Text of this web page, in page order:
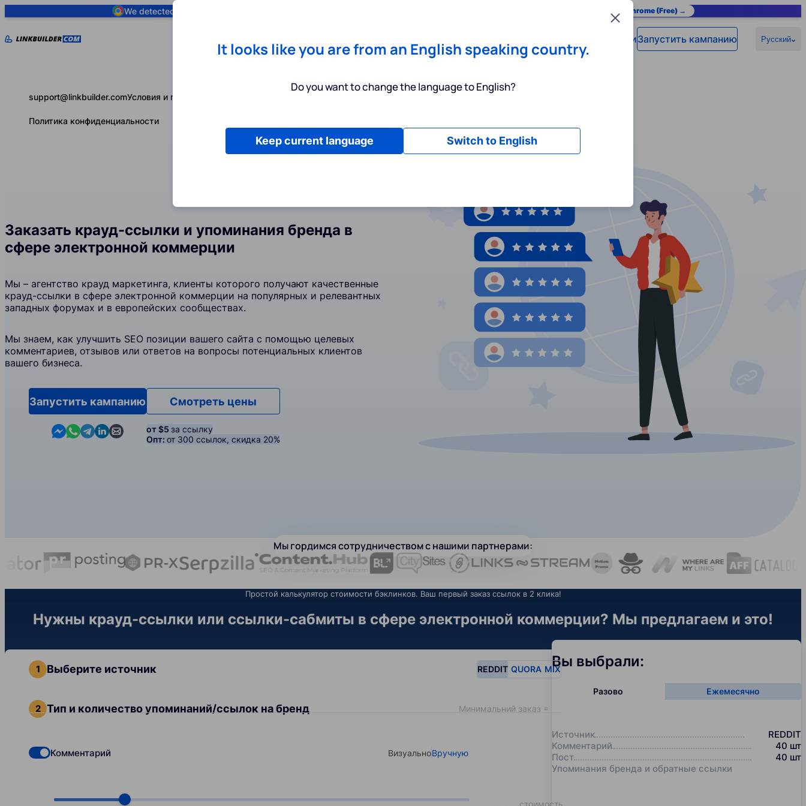
We detected you are using Add to Chrome (Free) →
ВойтиЗапустить кампанию Русский
support@linkbuilder.comУсловия и положения
Политика конфиденциальности
Заказать крауд-ссылки и упоминания бренда в
сфере электронной коммерции
Мы – агентство крауд маркетинга, клиенты которого получают качественные
крауд-ссылки в сфере электронной коммерции на популярных и релевантных
западных форумах и в европейских сообществах.
Мы знаем, как улучшить SEO позиции вашего сайта с помощью целевых
комментариев, отзывов или ответов на вопросы потенциальных клиентов
вашего бизнеса.
Запустить кампанию
Contact us in Messenger
Contact us in WhatsApp
Contact us in Telegram
Contact us in Linkedin
Contact us by email
Смотреть цены
от $5 за ссылку
Опт: от 300 ссылок, скидка 20%
Мы гордимся сотрудничеством с нашими партнерами:
Простой калькулятор стоимости бэклинков. Ваш первый заказ ссылок в 2 клика!
Нужны крауд-ссылки или ссылки-сабмиты в сфере электронной коммерции? Мы предлагаем и это!
Выберите источник REDDIT QUORA MIX
Тип и количество упоминаний/ссылок на бренд Минимальний заказ = 20
Check if you want to select Dofollow backlinks
Комментарий Select your type of input
ВизуальноВручную
Вы выбрали:
Разово Ежемесячно
Источник
REDDIT
Комментарий
40 шт
Пост
40 шт
Упоминания бренда и обратные ссылки
Close
It looks like you are from an English speaking country.
Do you want to change the language to English?
Switch to English
Keep current language